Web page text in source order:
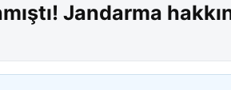
Jandarma